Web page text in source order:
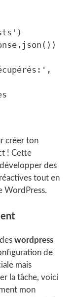
créer ton
! Cette
des
tout en
WordPress.
wordpress
de
mais
la tâche, voici
mon